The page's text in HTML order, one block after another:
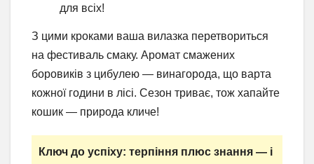
для всіх!
З цими кроками ваша вилазка перетвориться
на фестиваль смаку. Аромат смажених
боровиків з цибулею — винагорода, що варта
кожної години в лісі. Сезон триває, тож хапайте
кошик — природа кличе!
Ключ до успіху: терпіння плюс знання — і